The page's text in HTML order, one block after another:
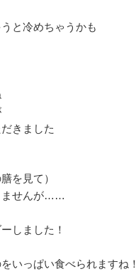
と冷めちゃうかも
きました
を見て）
ませんが……
しました！
いっぱい食べられますね！